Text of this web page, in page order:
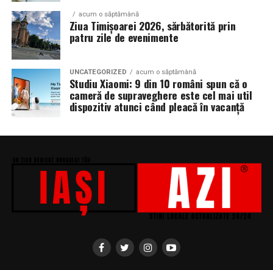
acum o săptămână
Ziua Timișoarei 2026, sărbătorită prin
patru zile de evenimente
UNCATEGORIZED acum o săptămână
Studiu Xiaomi: 9 din 10 români spun că o
cameră de supraveghere este cel mai util
dispozitiv atunci când pleacă în vacanță